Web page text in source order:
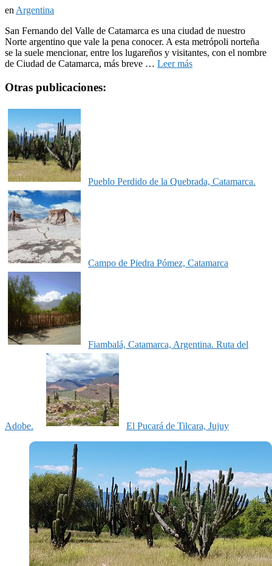
en Argentina
San Fernando del Valle de Catamarca es una ciudad de nuestro
Norte argentino que vale la pena conocer. A esta metrópoli norteña
se la suele mencionar, entre los lugareños y visitantes, con el nombre
de Ciudad de Catamarca, más breve … Leer más
Otras publicaciones:
Pueblo Perdido de la Quebrada, Catamarca.
Campo de Piedra Pómez, Catamarca
Fiambalá, Catamarca, Argentina. Ruta del
Adobe. El Pucará de Tilcara, Jujuy